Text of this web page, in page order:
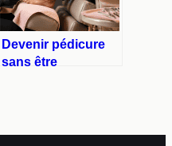
Devenir pédicure
sans être
en soins de confort